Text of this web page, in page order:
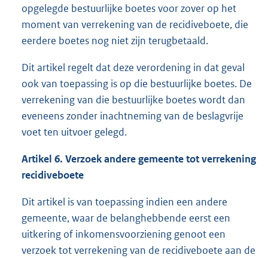
opgelegde bestuurlijke boetes voor zover op het
moment van verrekening van de recidiveboete, die
eerdere boetes nog niet zijn terugbetaald.
Dit artikel regelt dat deze verordening in dat geval
ook van toepassing is op die bestuurlijke boetes. De
verrekening van die bestuurlijke boetes wordt dan
eveneens zonder inachtneming van de beslagvrije
voet ten uitvoer gelegd.
Artikel 6. Verzoek andere gemeente tot verrekening
recidiveboete
Dit artikel is van toepassing indien een andere
gemeente, waar de belanghebbende eerst een
uitkering of inkomensvoorziening genoot een
verzoek tot verrekening van de recidiveboete aan de